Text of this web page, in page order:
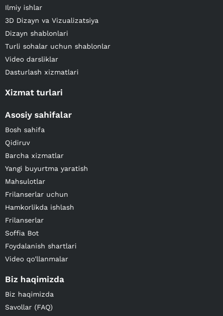
Ilmiy ishlar
3D Dizayn va Vizualizatsiya
Dizayn shablonlari
Turli sohalar uchun shablonlar
Video darsliklar
Dasturlash xizmatlari
Xizmat turlari
Asosiy sahifalar
Bosh sahifa
Qidiruv
Barcha xizmatlar
Yangi buyurtma yaratish
Mahsulotlar
Frilanserlar uchun
Hamkorlikda ishlash
Frilanserlar
Soffia Bot
Foydalanish shartlari
Video qo'llanmalar
Biz haqimizda
Biz haqimizda
Savollar (FAQ)